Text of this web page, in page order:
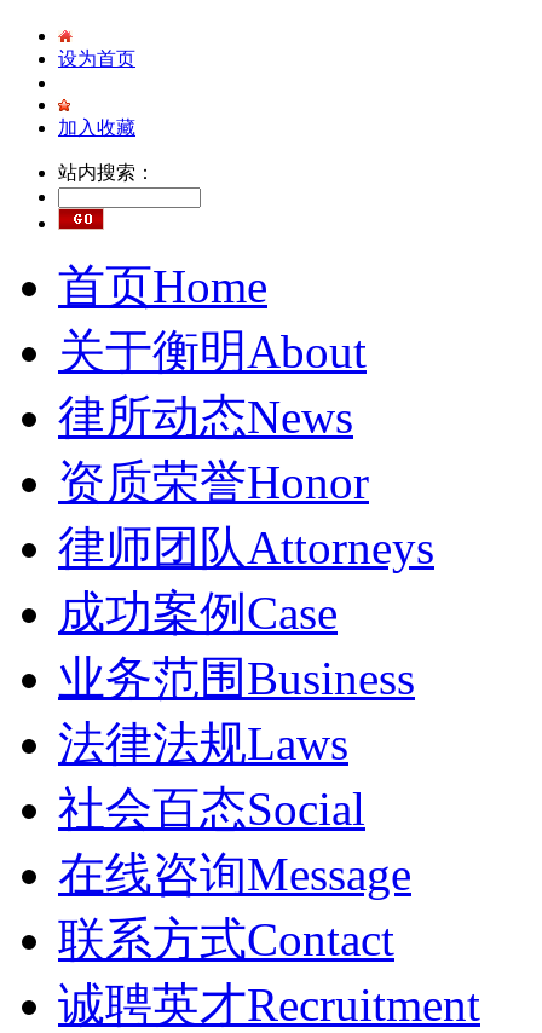
设为首页
加入收藏
站内搜索：
首页Home
关于衡明About
律所动态News
资质荣誉Honor
律师团队Attorneys
成功案例 Case
业务范围Business
法律法规Laws
社会百态Social
在线咨询Message
联系方式Contact
诚聘英才Recruitment